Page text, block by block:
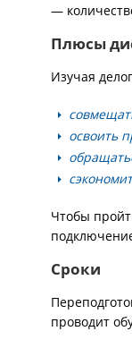
—
Плюсы
Изучая
освоить
Чтобы
Сроки
проводит